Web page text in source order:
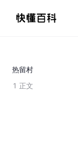
热留村
1 正文